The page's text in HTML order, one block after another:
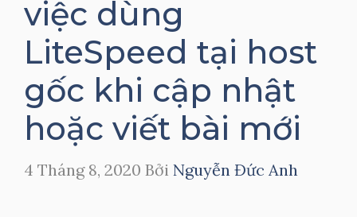
việc dùng
LiteSpeed tại host
gốc khi cập nhật
hoặc viết bài mới
4 Tháng 8, 2020 Bởi Nguyễn Đức Anh